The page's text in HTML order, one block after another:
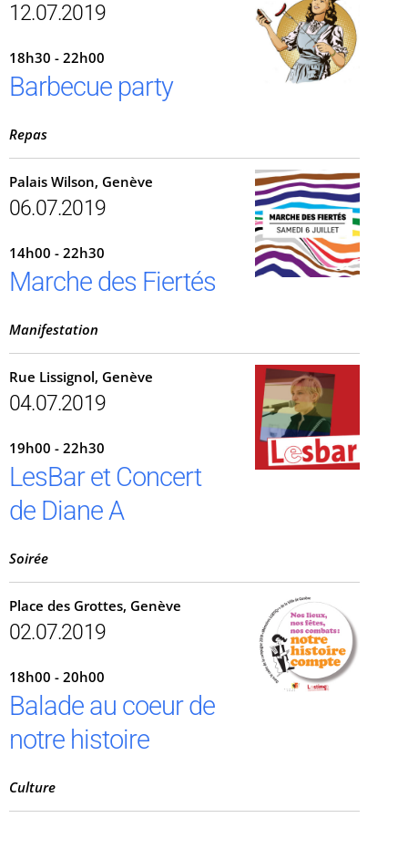
12.07.2019
18h30 - 22h00
Barbecue party
Repas
Palais Wilson, Genève
06.07.2019
14h00 - 22h30
Marche des Fiertés
Manifestation
Rue Lissignol, Genève
04.07.2019
19h00 - 22h30
LesBar et Concert
de Diane A
Soirée
Place des Grottes, Genève
02.07.2019
18h00 - 20h00
Balade au coeur de
notre histoire
Culture